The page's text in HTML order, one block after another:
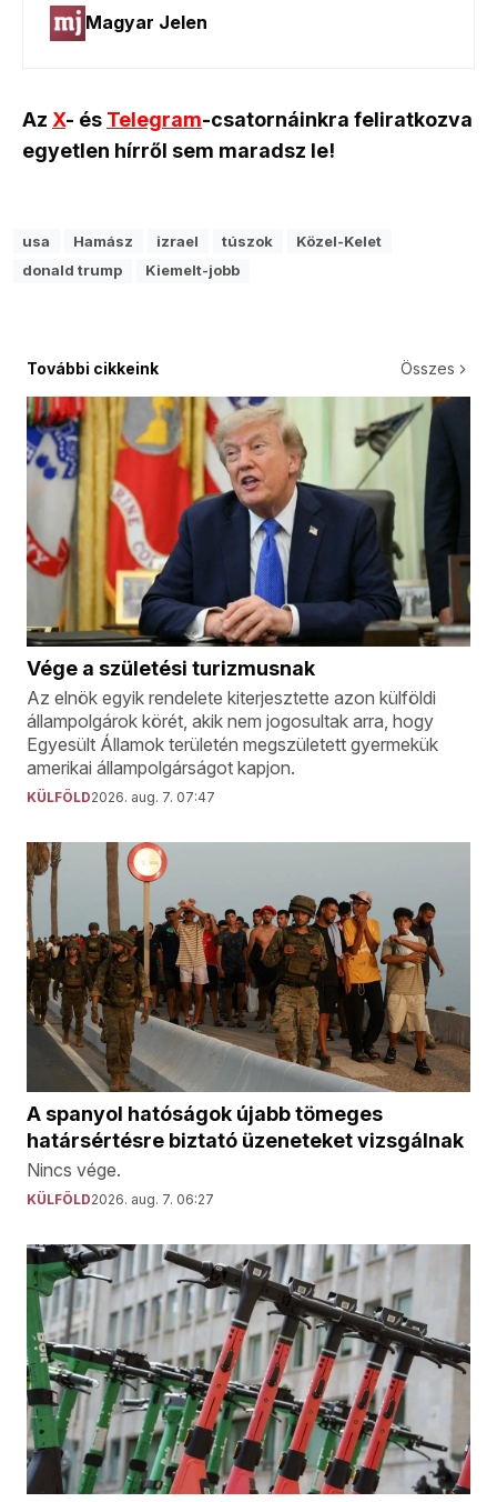
Az X- és Telegram-csatornáinkra feliratkozva
egyetlen hírről sem maradsz le!
usa Hamász izrael túszok
Közel-Kelet
donald trump
Kiemelt-jobb
További cikkeink Összes
Vége a születési turizmusnak
Az elnök egyik rendelete kiterjesztette azon külföldi
állampolgárok körét, akik nem jogosultak arra, hogy
Egyesült Államok területén megszületett gyermekük
amerikai állampolgárságot kapjon.
KÜLFÖLD2026. aug. 7. 07:47
A spanyol hatóságok újabb tömeges
határsértésre biztató üzeneteket vizsgálnak
Nincs vége.
KÜLFÖLD2026. aug. 7. 06:27